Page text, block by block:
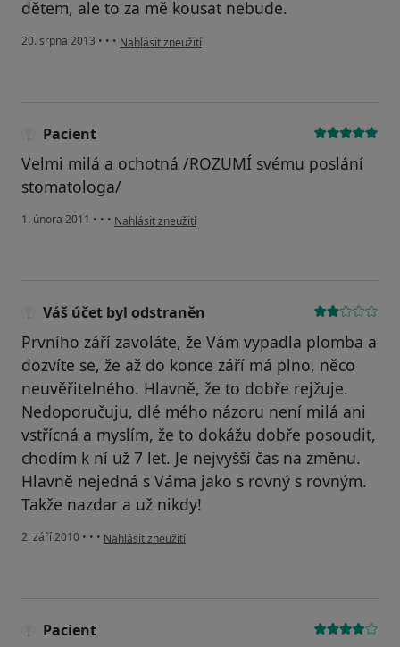
dětem, ale to za mě kousat nebude.
20. srpna 2013 • • • podle názoru uživatele Váš účet byl odstraněn
Nahlásit zneužití
Pacient
Velmi milá a ochotná /ROZUMÍ svému poslání
stomatologa/
1. února 2011 • • • podle názoru uživatele Pacient
Nahlásit zneužití
Váš účet byl odstraněn
Prvního září zavoláte, že Vám vypadla plomba a
dozvíte se, že až do konce září má plno, něco
neuvěřitelného. Hlavně, že to dobře rejžuje.
Nedoporučuju, dlé mého názoru není milá ani
vstřícná a myslím, že to dokážu dobře posoudit,
chodím k ní už 7 let. Je nejvyšší čas na změnu.
Hlavně nejedná s Váma jako s rovný s rovným.
Takže nazdar a už nikdy!
2. září 2010 • • • podle názoru uživatele Váš účet byl odstraněn
Nahlásit zneužití
Pacient